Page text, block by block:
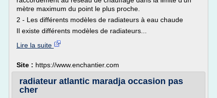
mètre maximum du point le plus proche.
2 - Les différents modèles de radiateurs à eau chaude
Il existe différents modèles de radiateurs...
Lire la suite
Site : https://www.enchantier.com
radiateur atlantic maradja occasion pas
cher